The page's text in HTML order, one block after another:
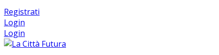
Registrati
Login
Login